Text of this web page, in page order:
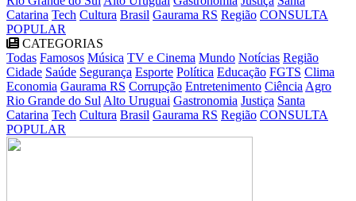
Catarina Tech Cultura Brasil Gaurama RS Região CONSULTA
POPULAR
CATEGORIAS
Todas Famosos Música TV e Cinema Mundo Notícias Região
Cidade Saúde Segurança Esporte Política Educação FGTS Clima
Economia Gaurama RS Corrupção Entretenimento CiênciaAgro
Rio Grande do SulAlto Uruguai Gastronomia Justiça Santa
Catarina Tech Cultura Brasil Gaurama RS Região CONSULTA
POPULAR